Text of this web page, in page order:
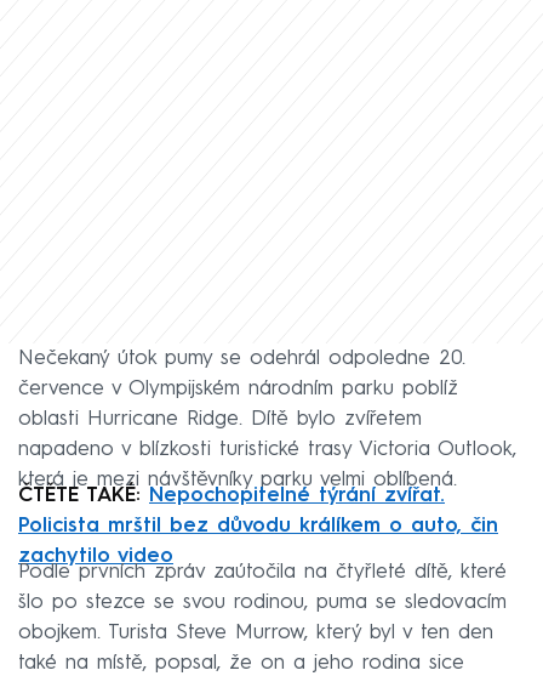
Nečekaný útok pumy se odehrál odpoledne 20.
července v Olympijském národním parku poblíž
oblasti Hurricane Ridge. Dítě bylo zvířetem
napadeno v blízkosti turistické trasy Victoria Outlook,
která je mezi návštěvníky parku velmi oblíbená.
ČTĚTE TAKÉ:
Nepochopitelné týrání zvířat.
Policista mrštil bez důvodu králíkem o auto, čin
zachytilo video
Podle prvních zpráv zaútočila na čtyřleté dítě, které
šlo po stezce se svou rodinou, puma se sledovacím
obojkem. Turista Steve Murrow, který byl v ten den
také na místě, popsal, že on a jeho rodina sice